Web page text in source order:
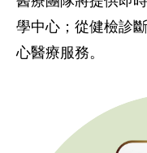
學中心；從健檢診
心醫療服務。